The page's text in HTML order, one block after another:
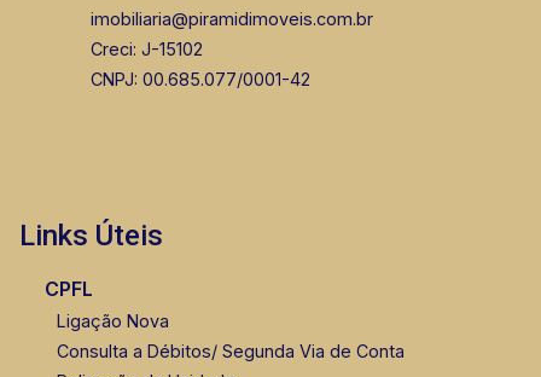
imobiliaria@piramidimoveis.com.br
Creci: J-15102
CNPJ: 00.685.077/0001-42
Links Úteis
CPFL
Ligação Nova
Consulta a Débitos/ Segunda Via de Conta